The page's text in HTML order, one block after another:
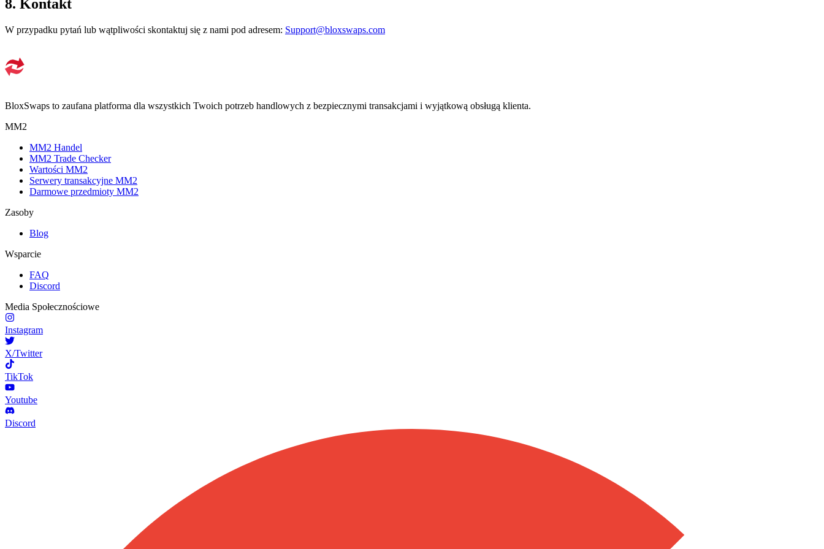
8. Kontakt
W przypadku pytań lub wątpliwości skontaktuj się z nami pod adresem: Support@bloxswaps.com
BloxSwaps to zaufana platforma dla wszystkich Twoich potrzeb handlowych z bezpiecznymi transakcjami i wyjątkową obsługą klienta.
MM2
MM2 Handel
MM2 Trade Checker
Wartości MM2
Serwery transakcyjne MM2
Darmowe przedmioty MM2
Zasoby
Blog
Wsparcie
FAQ
Discord
Media Społecznościowe
Instagram
X/Twitter
TikTok
Youtube
Discord